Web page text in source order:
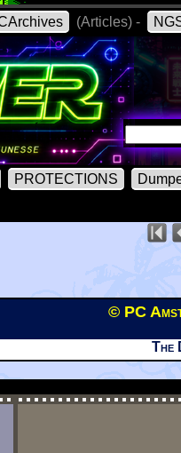
(Articles) -
PROTECTIONS
© PC
The